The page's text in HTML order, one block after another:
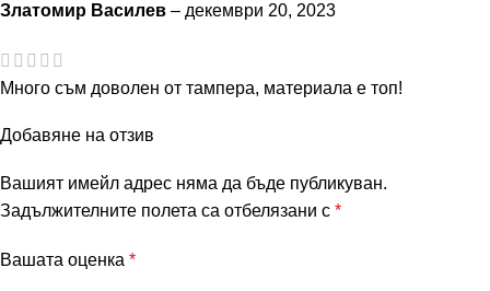
Златомир Василев – декември 20, 2023
Много съм доволен от тампера, материала е топ!
Добавяне на отзив
Вашият имейл адрес няма да бъде публикуван.
Задължителните полета са отбелязани с *
Вашата оценка *